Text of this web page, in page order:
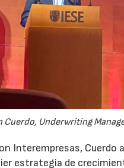
Cuerdo, Underwriting
Interempresas, Cuerdo
estrategia de